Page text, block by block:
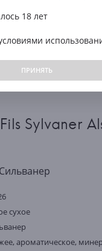
Sylvaner
сухое
ароматическое,
18 лет
ПРИНЯТЬ